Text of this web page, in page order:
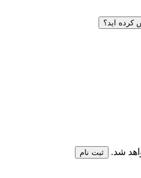
کرده اید؟
شد. ثبت نام